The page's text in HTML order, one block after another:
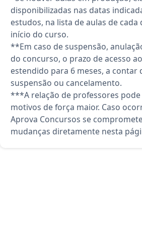
disponibilizadas nas datas
estudos, na lista de aulas de cada
início do curso.
**Em caso de suspensão,
do concurso, o prazo de acesso
estendido para 6 meses, a contar
suspensão ou cancelamento.
***A relação de professores
motivos de força maior. Caso
Aprova Concursos se
mudanças diretamente nesta